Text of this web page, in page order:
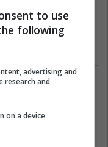
pas vetëm
to use
following
advertising and
research and
on a device